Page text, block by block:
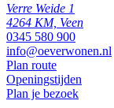
Verre Weide 1
4264 KM, Veen
0345 580 900
info@oeverwonen.nl
Plan route
Openingstijden
Plan je bezoek